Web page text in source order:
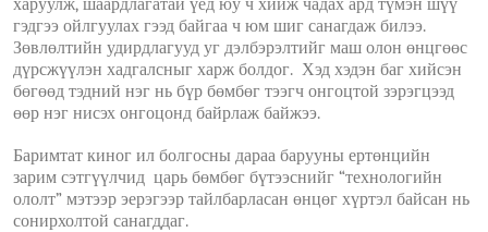
харуулж, шаардлагатай үед юу ч хийж чадах ард түмэн шүү
гэдгээ ойлгуулах гээд байгаа ч юм шиг санагдаж билээ.
Зөвлөлтийн удирдлагууд уг дэлбэрэлтийг маш олон өнцгөөс
дүрсжүүлэн хадгалсныг харж болдог. Хэд хэдэн баг хийсэн
бөгөөд тэдний нэг нь бүр бөмбөг тээгч онгоцтой зэрэгцээд
өөр нэг нисэх онгоцонд байрлаж байжээ.
Баримтат киног ил болгосны дараа барууны ертөнцийн
зарим сэтгүүлчид царь бөмбөг бүтээснийг “технологийн
ололт” мэтээр эерэгээр тайлбарласан өнцөг хүртэл байсан нь
сонирхолтой санагддаг.